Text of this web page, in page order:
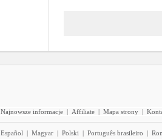
Najnowsze informacje | Affiliate | Mapa strony |
Español | Magyar | Polski | Português brasileiro |